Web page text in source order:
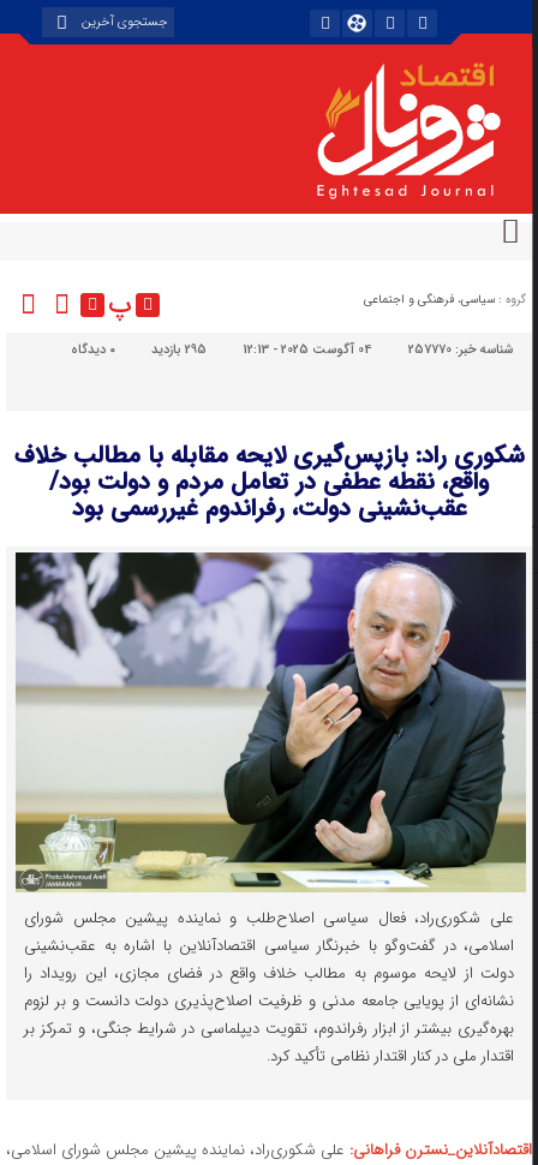
گروه : سیاسی، فرهنگی و اجتماعی پ
شناسه خبر:257770 04 آگوست 2025 - 12:13 295 بازدید دیدگاه
شکوری راد: بازپس‌گیری لایحه مقابله با مطالب خلاف
واقع، نقطه عطفی در تعامل مردم و دولت بود/
عقب‌نشینی دولت، رفراندوم غیررسمی بود
علی شکوری‌راد، فعال سیاسی اصلاح‌طلب و نماینده پیشین مجلس شورای
اسلامی، در گفت‌و‌گو با خبرنگار سیاسی اقتصادآنلاین با اشاره به عقب‌نشینی
دولت از لایحه موسوم به مطالب خلاف واقع در فضای مجازی، این رویداد را
نشانه‌ای از پویایی جامعه مدنی و ظرفیت اصلاح‌پذیری دولت دانست و بر لزوم
بهره‌گیری بیشتر از ابزار رفراندوم، تقویت دیپلماسی در شرایط جنگی، و تمرکز بر
اقتدار ملی در کنار اقتدار نظامی تأکید کرد.
اقتصادآنلاین_نسترن فراهانی: علی شکوری‌راد، نماینده پیشین مجلس شورای اسلامی،